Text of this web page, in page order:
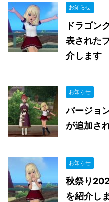
お知らせ
ドラゴン
表された
介します
お知らせ
バージョ
が追加さ
お知らせ
秋祭り
を紹介し